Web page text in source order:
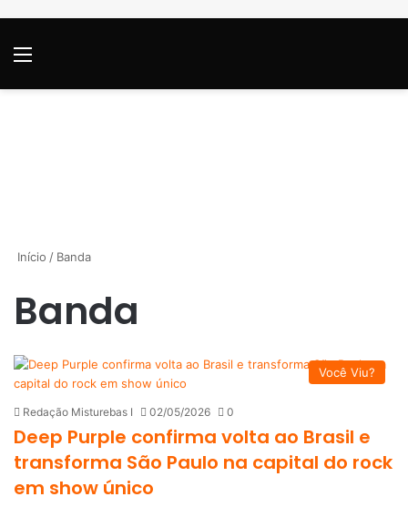
Início / Banda
Banda
Você Viu?
Redação Misturebas I 02/05/2026 0
Deep Purple confirma volta ao Brasil e
transforma São Paulo na capital do rock
em show único